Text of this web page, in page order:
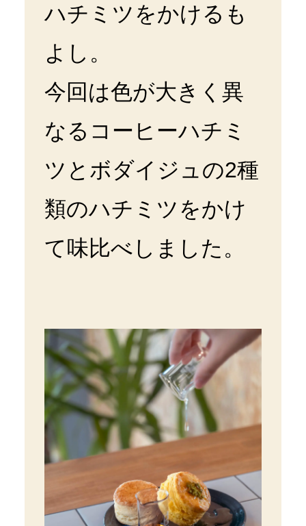
ハチミツをかけるも
よし。
今回は色が大きく異
なるコーヒーハチミ
ツとボダイジュの2種
類のハチミツをかけ
て味比べしました。